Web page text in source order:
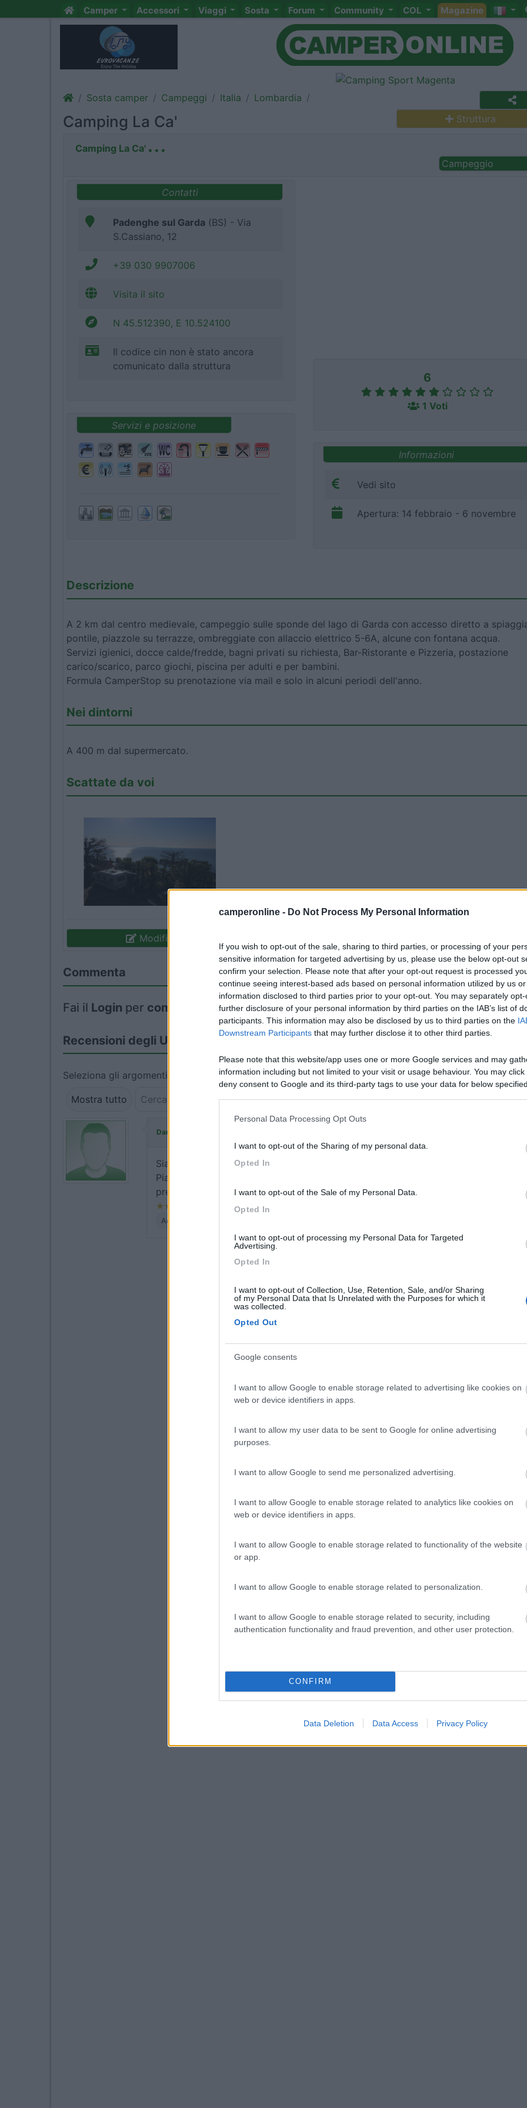
camperonline - Do Not Process My Personal Information
If you wish to opt-out of the sale, sharing to third parties, or processing of your
sensitive information for targeted advertising by us, please use the below opt-out
confirm your selection. Please note that after your opt-out request is processed
continue seeing interest-based ads based on personal information utilized by us
information disclosed to third parties prior to your opt-out. You may separately
further disclosure of your personal information by third parties on the IAB’s list of
participants. This information may also be disclosed by us to third parties on the
Downstream Participants that may further disclose it to other third parties.
Please note that this website/app uses one or more Google services and may
information including but not limited to your visit or usage behaviour. You may
deny consent to Google and its third-party tags to use your data for below
Personal Data Processing Opt Outs
I want to opt-out of the Sharing of my personal data.
Opted In
I want to opt-out of the Sale of my Personal Data.
Opted In
I want to opt-out of processing my Personal Data for Targeted
Advertising.
Opted In
I want to opt-out of Collection, Use, Retention, Sale, and/or Sharing
of my Personal Data that Is Unrelated with the Purposes for which it
was collected.
Opted Out
Google consents
I want to allow Google to enable storage related to advertising like cookies on
web or device identifiers in apps.
I want to allow my user data to be sent to Google for online advertising
purposes.
I want to allow Google to send me personalized advertising.
I want to allow Google to enable storage related to analytics like cookies on
web or device identifiers in apps.
I want to allow Google to enable storage related to functionality of the website
or app.
I want to allow Google to enable storage related to personalization.
I want to allow Google to enable storage related to security, including
authentication functionality and fraud prevention, and other user protection.
CONFIRM
Data Deletion Data Access Privacy Policy
Camper Accessori Viaggi Sosta Forum Community COL Magazine
Sosta camper Campeggi Italia Lombardia
Camping La Ca' Struttura
Camping La Ca'
Campeggio
Contatti
Padenghe sul Garda (BS) - Via
S.Cassiano, 12
+39 030 9907006
Visita il sito
N 45.512390, E 10.524100
Il codice cin non è stato ancora
comunicato dalla struttura
Servizi e posizione
6
1 Voti
Informazioni
Vedi sito
Apertura: 14 febbraio - 6 novembre
Descrizione
A 2 km dal centro medievale, campeggio sulle sponde del lago di Garda con accesso diretto a
pontile, piazzole su terrazze, ombreggiate con allaccio elettrico 5-6A, alcune con fontana acqua.
Servizi igienici, docce calde/fredde, bagni privati su richiesta, Bar-Ristorante e Pizzeria, postazione
carico/scarico, parco giochi, piscina per adulti e per bambini.
Formula CamperStop su prenotazione via mail e solo in alcuni periodi dell'anno.
Nei dintorni
A 400 m dal supermercato.
Scattate da voi
Modifica informazioni
Commenta
Fai il Login per commentare.
Recensioni degli Utenti
Seleziona gli argomenti per leggere le recensioni: Accessibilità (1) Posizione (1)
Prezzo (1)
Mostra tutto
Daniele75
Siamo stati questo weekend ma ci aspettavamo di meglio essendo in teoria 4 stelle.
Piazzole vista lago molto belle e ampie. Purtroppo anche se in bassa stagione non è
previsto late check-out.
Accessibilità